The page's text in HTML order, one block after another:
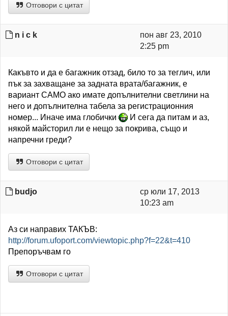
Отговори с цитат
n i c k
пон авг 23, 2010
2:25 pm
Какъвто и да е багажник отзад, било то за теглич, или
пък за захващане за задната врата/багажник, е
вариант САМО ако имате допълнителни светлини на
него и допълнителна табела за регистрационния
номер... Иначе има глобички
И сега да питам и аз,
някой майсторил ли е нещо за покрива, също и
напречни греди?
Отговори с цитат
budjo
ср юли 17, 2013
10:23 am
Аз си направих ТАКЪВ:
http://forum.ufoport.com/viewtopic.php?f=22&t=410
Препоръчвам го
Отговори с цитат